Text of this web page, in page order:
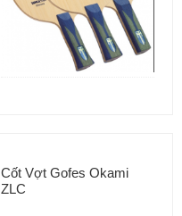
Cốt Vợt Gofes Okami
ZLC